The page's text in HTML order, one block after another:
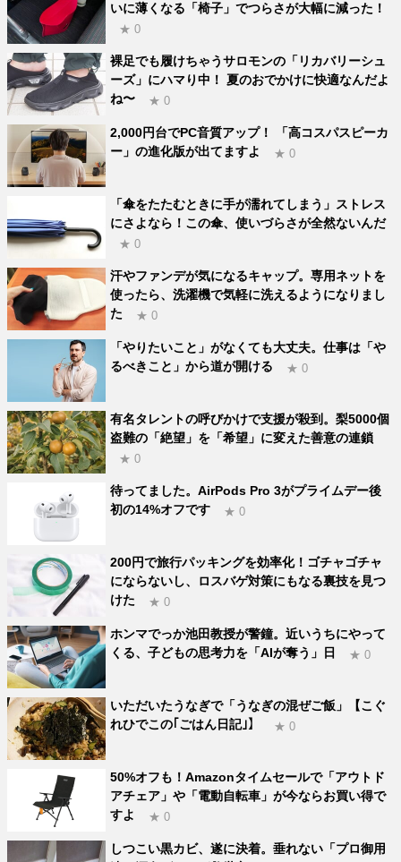
いに薄くなる「椅子」でつらさが大幅に減った！
★ 0
裸足でも履けちゃうサロモンの「リカバリーシュ
ーズ」にハマり中！ 夏のおでかけに快適なんだよ
ね〜
★ 0
2,000円台でPC音質アップ！ 「高コスパスピーカ
ー」の進化版が出てますよ
★ 0
「傘をたたむときに手が濡れてしまう」ストレス
にさよなら！この傘、使いづらさが全然ないんだ
★ 0
汗やファンデが気になるキャップ。専用ネットを
使ったら、洗濯機で気軽に洗えるようになりまし
た
★ 0
「やりたいこと」がなくても大丈夫。仕事は「や
るべきこと」から道が開ける
★ 0
有名タレントの呼びかけで支援が殺到。梨5000個
盗難の「絶望」を「希望」に変えた善意の連鎖
★ 0
待ってました。AirPods Pro 3がプライムデー後
初の14%オフです
★ 0
200円で旅行パッキングを効率化！ゴチャゴチャ
にならないし、ロスバゲ対策にもなる裏技を見つ
けた
★ 0
ホンマでっか池田教授が警鐘。近いうちにやって
くる、子どもの思考力を「AIが奪う」日
★ 0
いただいたうなぎで「うなぎの混ぜご飯」【こぐ
れひでこの｢ごはん日記｣】
★ 0
50%オフも！Amazonタイムセールで「アウトド
アチェア」や「電動自転車」が今ならお買い得で
すよ
★ 0
しつこい黒カビ、遂に決着。垂れない「プロ御用